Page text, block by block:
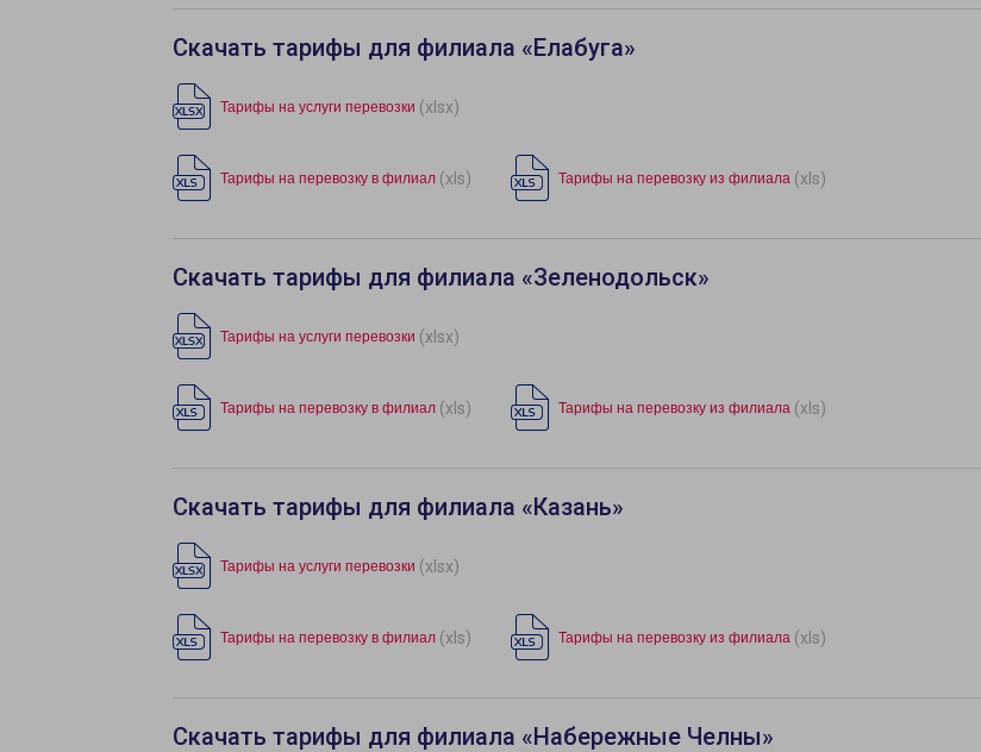
Скачать тарифы для филиала «Елабуга»
Тарифы на услуги перевозки (xlsx)
Тарифы на перевозку в филиал (xls) Тарифы на перевозку из филиала (xls)
Скачать тарифы для филиала «Зеленодольск»
Тарифы на услуги перевозки (xlsx)
Тарифы на перевозку в филиал (xls) Тарифы на перевозку из филиала (xls)
Скачать тарифы для филиала «Казань»
Тарифы на услуги перевозки (xlsx)
Тарифы на перевозку в филиал (xls) Тарифы на перевозку из филиала (xls)
Скачать тарифы для филиала «Набережные Челны»